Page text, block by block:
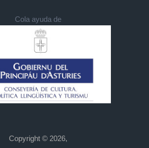
Cola ayuda de
Copyright © 2026,